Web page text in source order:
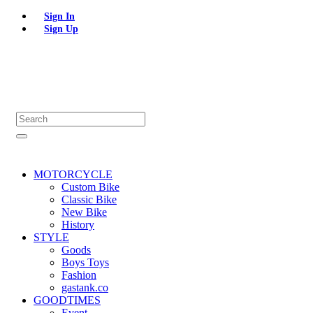
Sign In
Sign Up
MOTORCYCLE
Custom Bike
Classic Bike
New Bike
History
STYLE
Goods
Boys Toys
Fashion
gastank.co
GOODTIMES